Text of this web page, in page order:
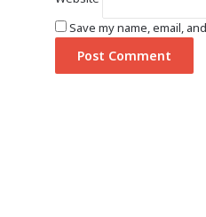
Save my name, email,